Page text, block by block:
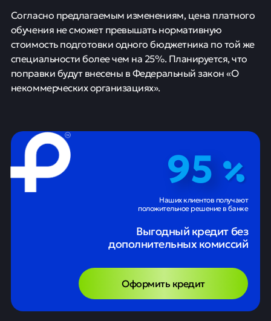
Согласно предлагаемым изменениям, цена платного
обучения не сможет превышать нормативную
стоимость подготовки одного бюджетника по той же
специальности более чем на 25%. Планируется, что
поправки будут внесены в Федеральный закон «О
некоммерческих организациях».
95
Наших клиентов получают
положительное решение в банке
Выгодный кредит без
дополнительных комиссий
Оформить кредит